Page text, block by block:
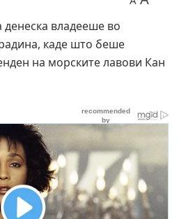
владееше во
каде што беше
на морските лавови Кан